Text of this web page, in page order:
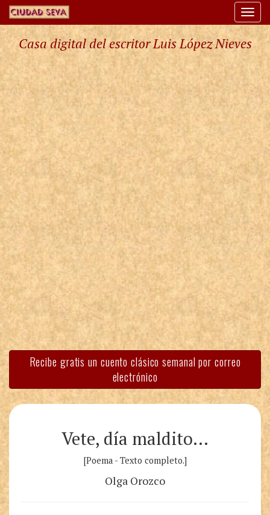
Casa digital del escritor Luis López Nieves
Recibe gratis un cuento clásico semanal por correo
electrónico
Vete, día maldito…
[Poema - Texto completo.]
Olga Orozco